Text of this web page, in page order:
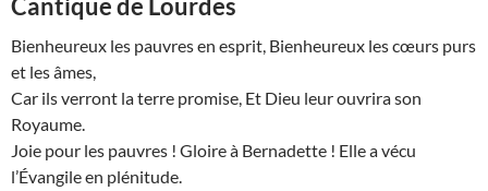
Cantique de Lourdes
Bienheureux les pauvres en esprit, Bienheureux les cœurs purs
et les âmes,
Car ils verront la terre promise, Et Dieu leur ouvrira son
Royaume.
Joie pour les pauvres ! Gloire à Bernadette ! Elle a vécu
l’Évangile en plénitude.